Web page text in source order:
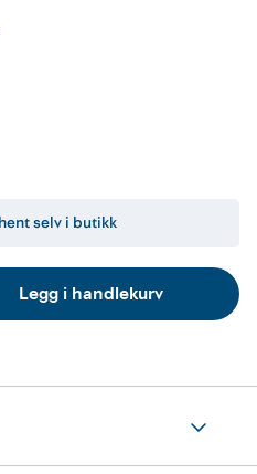
selv i butikk
Legg i handlekurv